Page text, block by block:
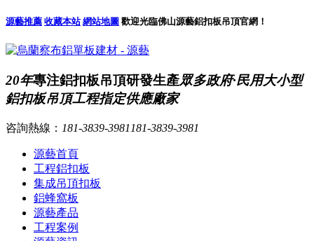
源藝推薦 收藏本站 網站地圖 歡迎光臨佛山源藝鋁扣板吊頂官網！
20年專注鋁扣板吊頂研發生產眾多政府·民用大小型
鋁扣板吊頂工程指定供應廠家
咨詢熱線： 181-3839-3981 181-3839-3981
源藝首頁
工程鋁扣板
集成吊頂扣板
鋁蜂窩板
源藝產品
工程案例